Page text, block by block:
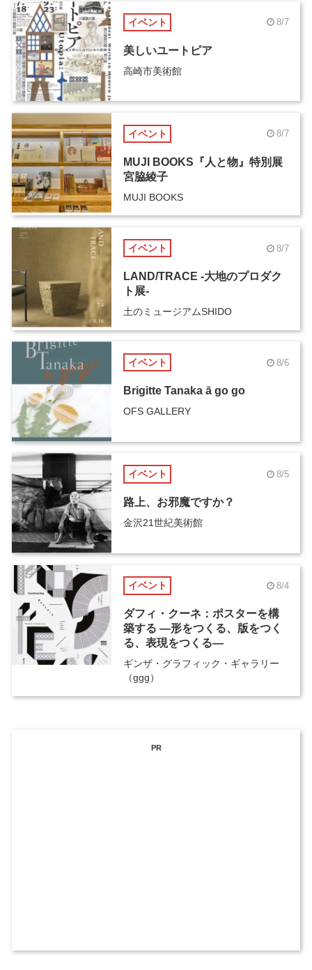
イベント 8/7
美しいユートピア
高崎市美術館
イベント 8/7
MUJI BOOKS『人と物』特別展
宮脇綾子
MUJI BOOKS
イベント 8/7
LAND/TRACE -大地のプロダク
ト展-
土のミュージアムSHIDO
イベント 8/6
Brigitte Tanaka ā go go
OFS GALLERY
イベント 8/5
路上、お邪魔ですか？
金沢21世紀美術館
イベント 8/4
ダフィ・クーネ：ポスターを構
築する ―形をつくる、版をつく
る、表現をつくる―
ギンザ・グラフィック・ギャラリー
（ggg）
PR